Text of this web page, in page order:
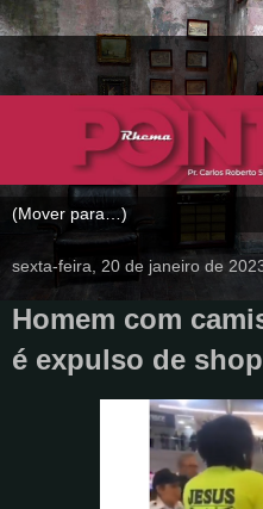
sexta-feira, 20 de janeiro de
Homem com
é expulso de